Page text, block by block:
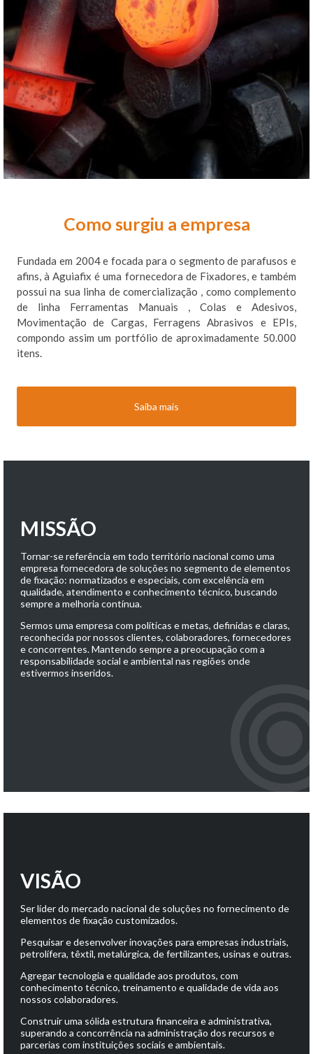
Como surgiu a empresa
Fundada em 2004 e focada para o segmento de parafusos e
afins, à Aguiafix é uma fornecedora de Fixadores, e também
possui na sua linha de comercialização , como complemento
de linha Ferramentas Manuais , Colas e Adesivos,
Movimentação de Cargas, Ferragens Abrasivos e EPIs,
compondo assim um portfólio de aproximadamente 50.000
itens.
Saiba mais
MISSÃO
Tornar-se referência em todo território nacional como uma
empresa fornecedora de soluções no segmento de elementos
de fixação: normatizados e especiais, com excelência em
qualidade, atendimento e conhecimento técnico, buscando
sempre a melhoria contínua.
Sermos uma empresa com políticas e metas, definidas e claras,
reconhecida por nossos clientes, colaboradores, fornecedores
e concorrentes. Mantendo sempre a preocupação com a
responsabilidade social e ambiental nas regiões onde
estivermos inseridos.
VISÃO
Ser líder do mercado nacional de soluções no fornecimento de
elementos de fixação customizados.
Pesquisar e desenvolver inovações para empresas industriais,
petrolífera, têxtil, metalúrgica, de fertilizantes, usinas e outras.
Agregar tecnologia e qualidade aos produtos, com
conhecimento técnico, treinamento e qualidade de vida aos
nossos colaboradores.
Construir uma sólida estrutura financeira e administrativa,
superando a concorrência na administração dos recursos e
parcerias com instituições sociais e ambientais.